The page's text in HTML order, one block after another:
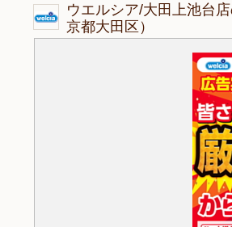
ウエルシア/大田上池台
京都大田区）